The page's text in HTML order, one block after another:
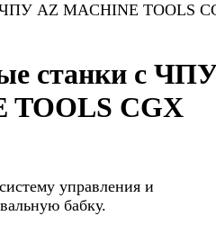
AZ MACHINE TOOLS
станки с
TOOLS CGX
управления и
бабку.